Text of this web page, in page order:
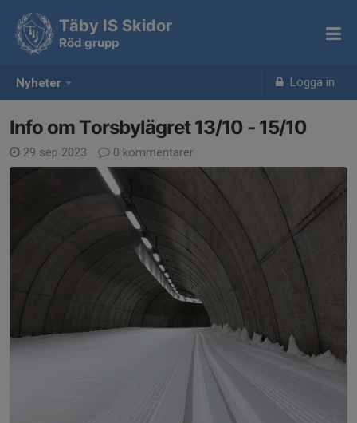
Nyheter Logga in
Täby IS Skidor
Röd grupp
Info om Torsbylägret 13/10 - 15/10
29 sep 2023 0 kommentarer